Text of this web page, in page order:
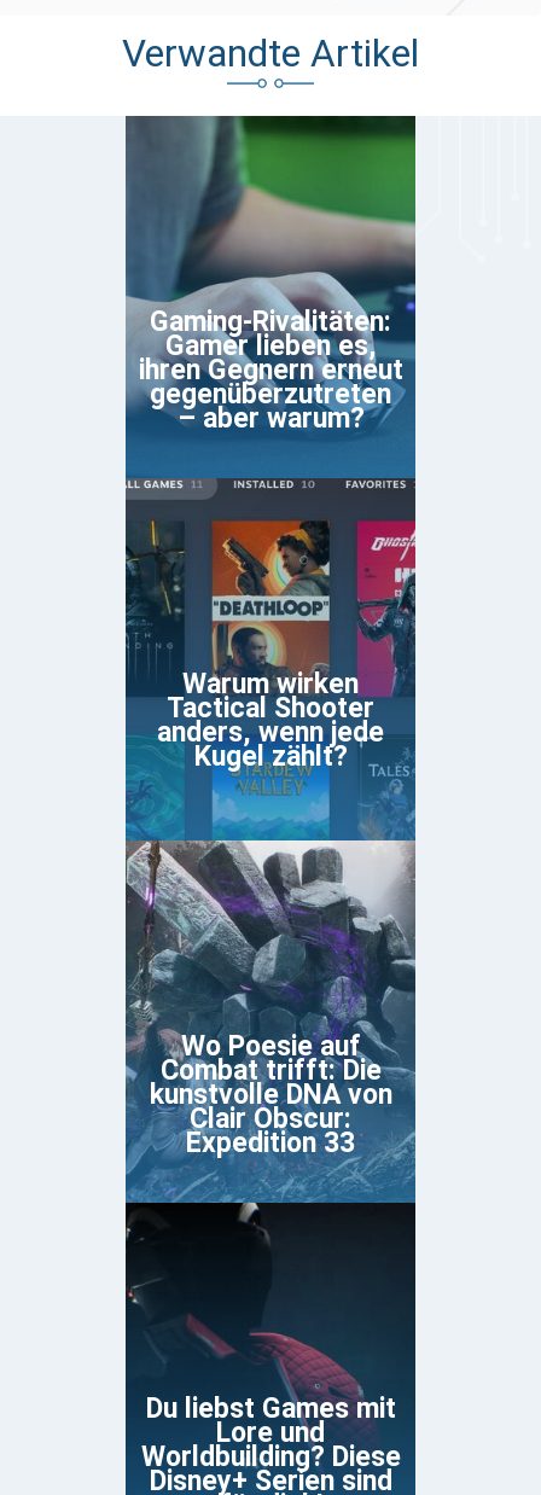
Verwandte Artikel
Gaming-Rivalitäten:
Gamer lieben es,
ihren Gegnern erneut
gegenüberzutreten
– aber warum?
Warum wirken
Tactical Shooter
anders, wenn jede
Kugel zählt?
Wo Poesie auf
Combat trifft: Die
kunstvolle DNA von
Clair Obscur:
Expedition 33
Du liebst Games mit
Lore und
Worldbuilding? Diese
Disney+ Serien sind